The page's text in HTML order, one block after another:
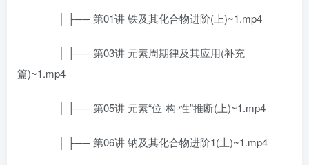
│ ├── 第01讲 铁及其化合物进阶(上)~1.mp4
│ ├── 第03讲 元素周期律及其应用(补充
篇)~1.mp4
│ ├── 第05讲 元素“位-构-性”推断(上)~1.mp4
│ ├── 第06讲 钠及其化合物进阶1(上)~1.mp4